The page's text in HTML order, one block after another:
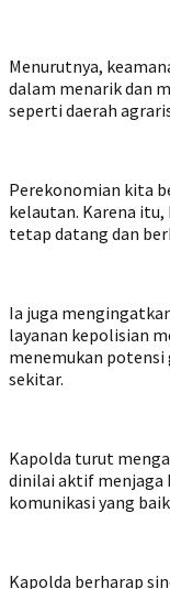
Menurutnya,
dalam menarik dan
seperti daerah
Perekonomian kita
kelautan. Karena itu,
tetap datang dan
Ia juga
layanan kepolisian
menemukan potensi
sekitar.
Kapolda turut
dinilai aktif menjaga
komunikasi yang
Kapolda berharap